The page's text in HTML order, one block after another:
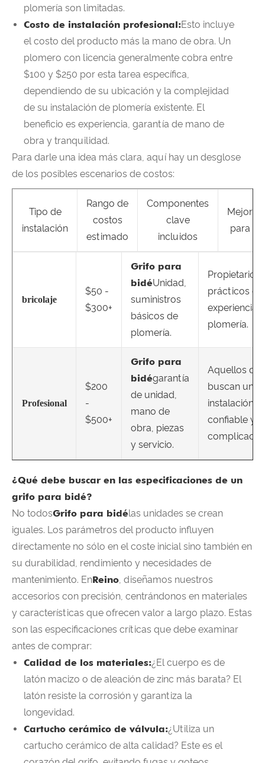
plomería son limitadas.
Costo de instalación profesional:Esto incluye
el costo del producto más la mano de obra. Un
plomero con licencia generalmente cobra entre
$100 y $250 por esta tarea específica,
dependiendo de su ubicación y la complejidad
de su instalación de plomería existente. El
beneficio es experiencia, garantía de mano de
obra y tranquilidad.
Para darle una idea más clara, aquí hay un desglose
de los posibles escenarios de costos:
Tipo de
instalación
Rango de
costos
estimado
Componentes
clave
incluidos
Mejor
para
bricolaje
$50 -
$300+
Grifo para
bidéUnidad,
suministros
básicos de
plomería.
Propietarios
prácticos
experiencia
plomería.
Profesional
$200
-
$500+
Grifo para
bidégarantía
de unidad,
mano de
obra, piezas
y servicio.
Aquellos
buscan una
instalación
confiable y
¿Qué debe buscar en las especificaciones de un
grifo para bidé?
No todosGrifo para bidélas unidades se crean
iguales. Los parámetros del producto influyen
directamente no sólo en el coste inicial sino también en
su durabilidad, rendimiento y necesidades de
mantenimiento. EnReino, diseñamos nuestros
accesorios con precisión, centrándonos en materiales
y características que ofrecen valor a largo plazo. Estas
son las especificaciones críticas que debe examinar
antes de comprar:
Calidad de los materiales:¿El cuerpo es de
latón macizo o de aleación de zinc más barata? El
latón resiste la corrosión y garantiza la
longevidad.
Cartucho cerámico de válvula:¿Utiliza un
cartucho cerámico de alta calidad? Este es el